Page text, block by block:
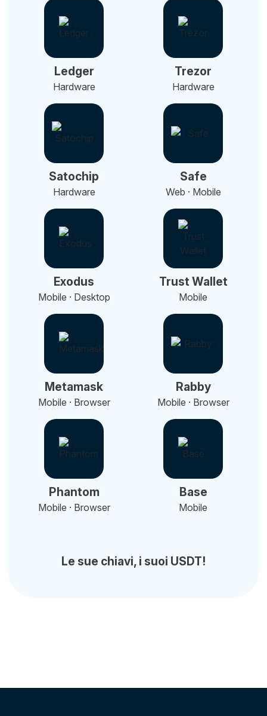
Ledger
Hardware
Trezor
Hardware
Satochip
Hardware
Safe
Web · Mobile
Exodus
Mobile · Desktop
Trust Wallet
Mobile
Metamask
Mobile · Browser
Rabby
Mobile · Browser
Phantom
Mobile · Browser
Base
Mobile
Le sue chiavi, i suoi USDT!